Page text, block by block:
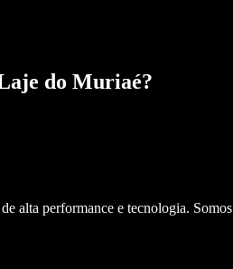
do Muriaé?
alta performance e tecnologia.